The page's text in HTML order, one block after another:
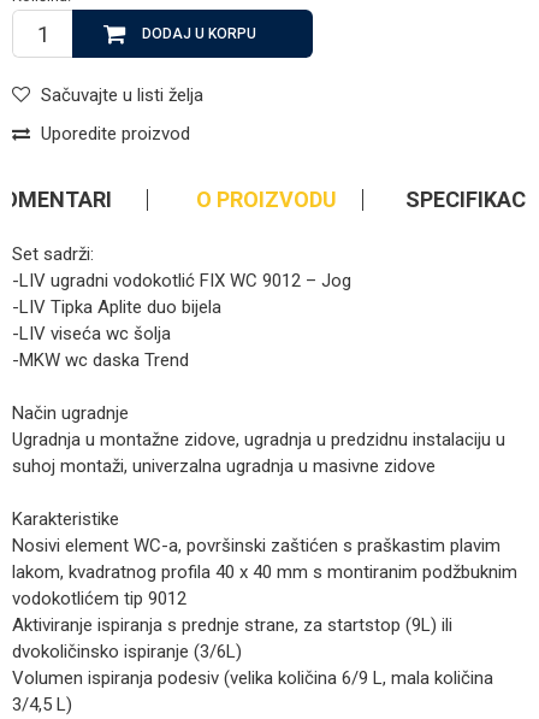
DODAJ U KORPU
Sačuvajte u listi želja
Uporedite proizvod
O PROIZVODU
Set sadrži:
-LIV ugradni vodokotlić FIX WC 9012 – Jog
-LIV Tipka Aplite duo bijela
-LIV viseća wc šolja
-MKW wc daska Trend
Način ugradnje
Ugradnja u montažne zidove, ugradnja u predzidnu instalaciju u
suhoj montaži, univerzalna ugradnja u masivne zidove
Karakteristike
Nosivi element WC-a, površinski zaštićen s praškastim plavim
lakom, kvadratnog profila 40 x 40 mm s montiranim podžbuknim
vodokotlićem tip 9012
Aktiviranje ispiranja s prednje strane, za startstop (9L) ili
dvokoličinsko ispiranje (3/6L)
Volumen ispiranja podesiv (velika količina 6/9 L, mala količina
3/4,5 L)